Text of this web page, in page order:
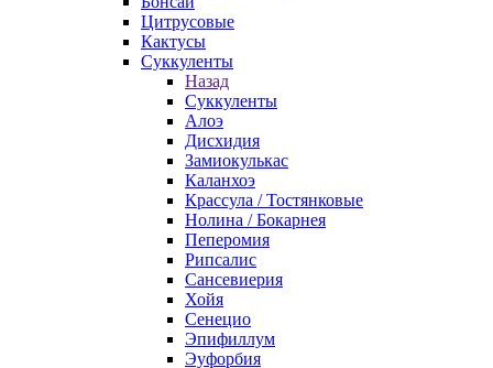
Цитрусовые
Кактусы
Суккуленты
Назад
Суккуленты
Алоэ
Дисхидия
Замиокулькас
Каланхоэ
Крассула / Тостянковые
Нолина / Бокарнея
Пеперомия
Рипсалис
Сансевиерия
Хойя
Сенецио
Эпифиллум
Эуфорбия